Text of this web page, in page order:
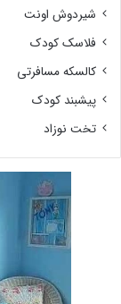
شیردوش اونت
فلاسک کودک
کالسکه مسافرتی
پیشبند کودک
تخت نوزاد